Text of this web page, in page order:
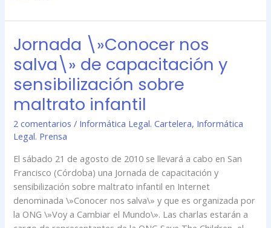
Jornada \»Conocer nos
salva\» de capacitación y
sensibilización sobre
maltrato infantil
2 comentarios / Informática Legal. Cartelera, Informática
Legal. Prensa
El sábado 21 de agosto de 2010 se llevará a cabo en San
Francisco (Córdoba) una Jornada de capacitación y
sensibilización sobre maltrato infantil en Internet
denominada \»Conocer nos salva\» y que es organizada por
la ONG \»Voy a Cambiar el Mundo\». Las charlas estarán a
Jornada
\»Conocer
nos
salva\»
capacitación
y
sensibilización
maltrato
infantil